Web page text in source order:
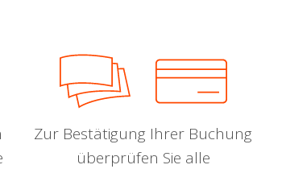
Zur Bestätigung Ihrer Buchung
überprüfen Sie alle